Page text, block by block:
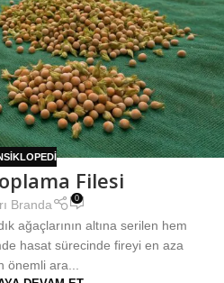
Filesi
Branda 0
ağaçlarının altına serilen hem
hasat sürecinde fireyi en aza
önemli ara...